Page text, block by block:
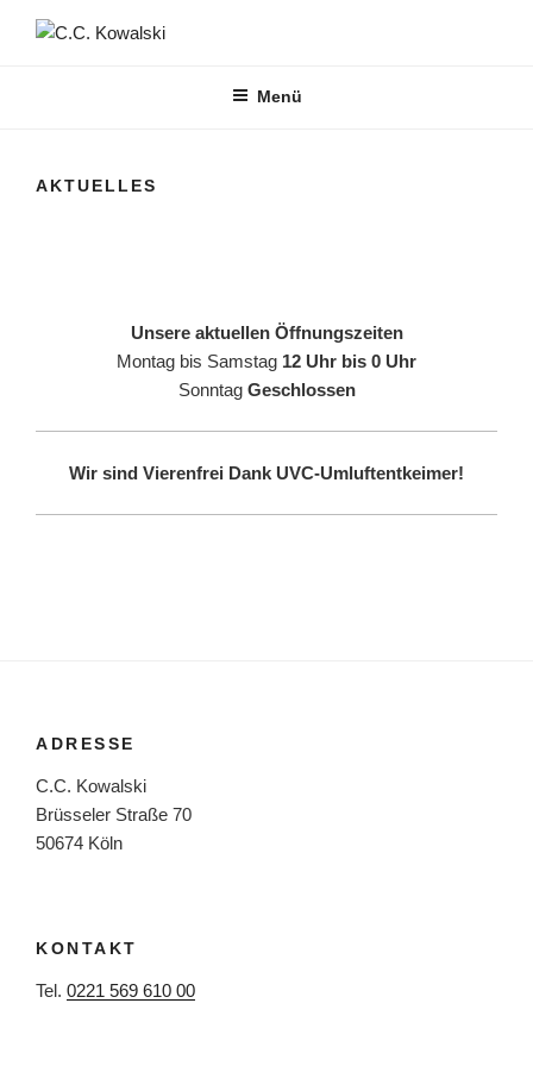
Inhalt
Menü
AKTUELLES
Unsere aktuellen Öffnungszeiten
Montag bis Samstag 12 Uhr bis 0 Uhr
SonntagGeschlossen
Wir sind Vierenfrei Dank UVC-Umluftentkeimer!
ADRESSE
C.C. Kowalski
Brüsseler Straße 70
50674 Köln
KONTAKT
Tel. 0221 569 610 00